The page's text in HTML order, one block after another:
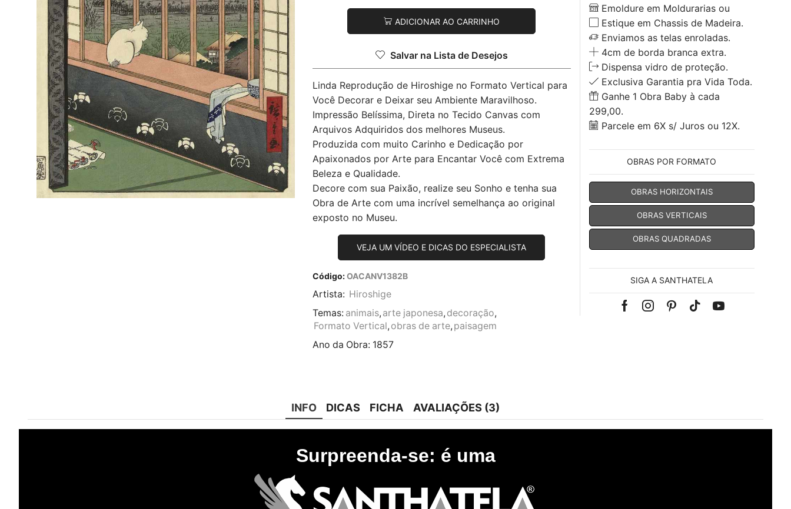
ADICIONAR AO CARRINHO
Salvar na Lista de Desejos
Linda Reprodução de Hiroshige no Formato Vertical para
Você Decorar e Deixar seu Ambiente Maravilhoso.
Impressão Belíssima, Direta no Tecido Canvas com
Arquivos Adquiridos dos melhores Museus.
Produzida com muito Carinho e Dedicação por
Apaixonados por Arte para Encantar Você com Extrema
Beleza e Qualidade.
Decore com sua Paixão, realize seu Sonho e tenha sua
Obra de Arte com uma incrível semelhança ao original
exposto no Museu.
VEJA UM VÍDEO E DICAS DO ESPECIALISTA
Código:OACANV1382B
Artista: Hiroshige
Temas: animais, arte japonesa, decoração,
Formato Vertical, obras de arte, paisagem
Ano da Obra: 1857
Emoldure em Moldurarias ou
Estique em Chassis de Madeira.
Enviamos as telas enroladas.
4cm de borda branca extra.
Dispensa vidro de proteção.
Exclusiva Garantia pra Vida Toda.
Ganhe 1 Obra Baby à cada
299,00.
Parcele em 6X s/ Juros ou 12X.
OBRAS POR FORMATO
OBRAS HORIZONTAIS
OBRAS VERTICAIS
OBRAS QUADRADAS
SIGA A SANTHATELA
FacebookInstagramPinterest
Tik-Youtube
INFO DICAS FICHA AVALIAÇÕES (3)
Surpreenda-se: é uma